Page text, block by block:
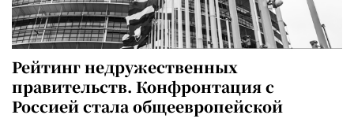
Рейтинг недружественных
правительств. Конфронтация с
Россией стала общеевропейской